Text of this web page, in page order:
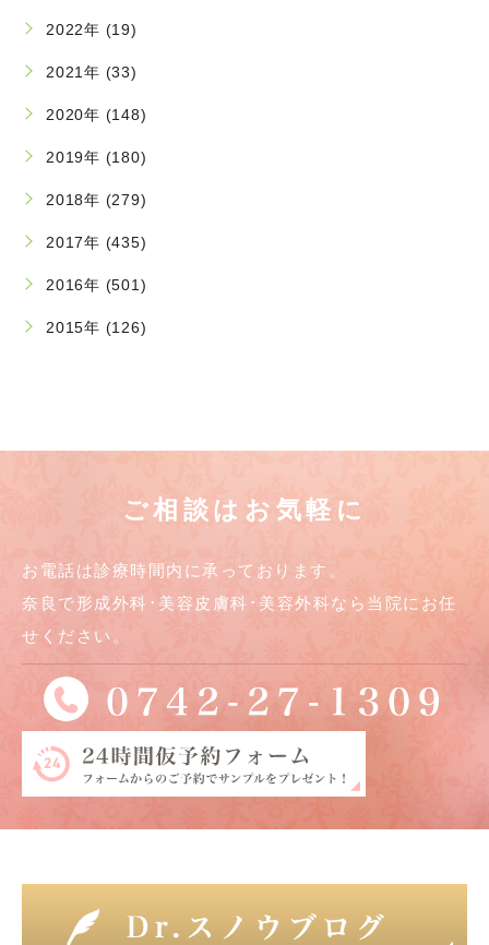
2022年 (19)
2021年 (33)
2020年 (148)
2019年 (180)
2018年 (279)
2017年 (435)
2016年 (501)
2015年 (126)
ご相談はお気軽に
お電話は診療時間内に承っております。
奈良で形成外科･美容皮膚科･美容外科なら当院にお任
せください。